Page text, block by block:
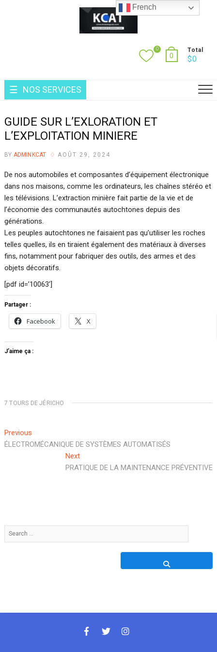
0
0
Total
$0
NOS SERVICES
GUIDE SUR L’EXLORATION ET
L’EXPLOITATION MINIERE
BY ADMINKCAT AOÛT 29, 2024
De nos automobiles et composantes d’équipement électronique
dans nos maisons, comme les ordinateurs, les chaînes stéréo et
les télévisions. L’extraction minière fait partie de la vie et de
l’économie des communautés autochtones depuis des
générations.
Les peuples autochtones ne faisaient pas qu’utiliser les roches
telles quelles, ils en tiraient également des matériaux à diverses
fins, notamment pour fabriquer des outils, des armes et des
objets décoratifs.
[pdf id=’10063′]
Partager :
Facebook X
J’aime ça :
7 TOURS DE JÉRICHO
Navigation
de
PreviousPrevious
post:
ÉLECTROMÉCANIQUE DE SYSTÈMES AUTOMATISÉS
NextNext
post:
PRATIQUE DE LA MAINTENANCE PRÉVENTIVE
Search
…
facebook
twitterinstagram
French